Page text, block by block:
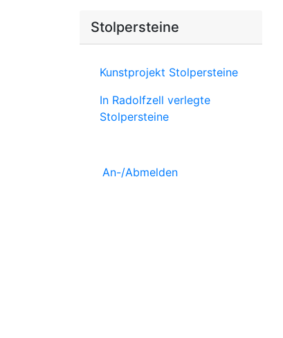
Stolpersteine
Kunstprojekt Stolpersteine
In Radolfzell verlegte
Stolpersteine
An-/Abmelden